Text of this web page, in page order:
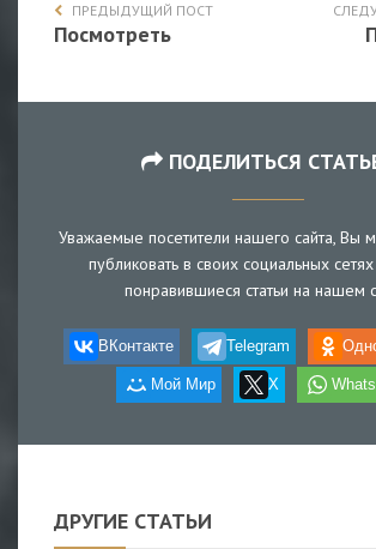
ПРЕДЫДУЩИЙ ПОСТ
Посмотреть
ПОДЕЛИТЬСЯ
Уважаемые посетители нашего сайта, Вы
публиковать в своих социальных
понравившиеся статьи на нашем
ВКонтакте Telegram
Мой Мир X
ДРУГИЕ СТАТЬИ